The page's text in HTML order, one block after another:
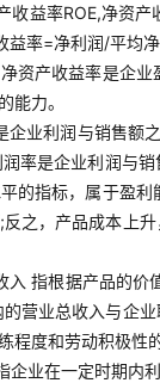
收益率ROE,净资
率=净利润/平均
资产收益率是企
能力。
企业利润与销售额
率是企业利润与
的指标，属于盈
之，产品成本上
入 指根据产品的价
营业总收入与企
程度和劳动积极
企业在一定时期内